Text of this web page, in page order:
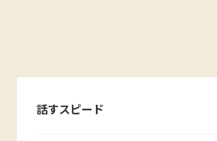
話すスピード